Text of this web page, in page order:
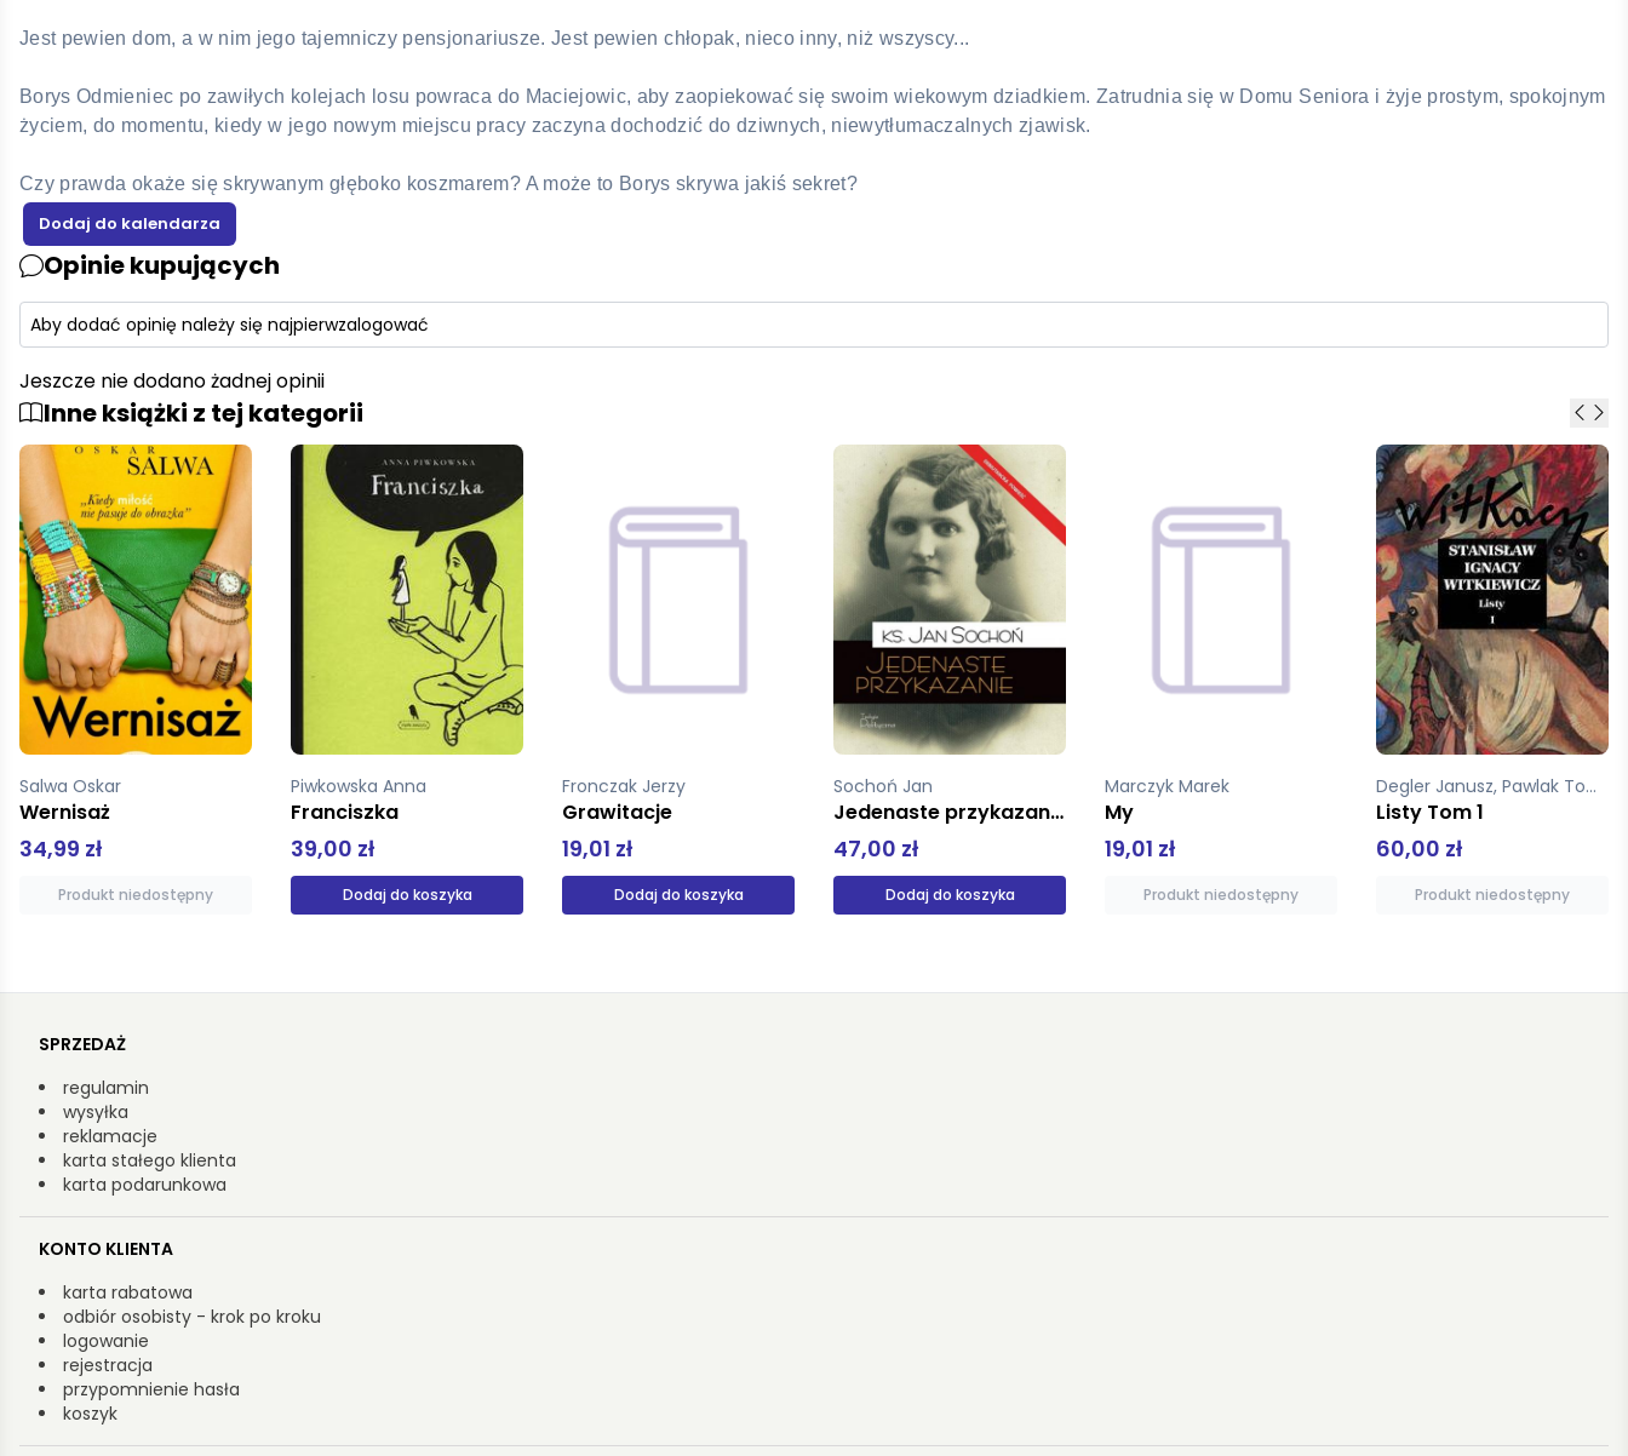
Jest pewien dom, a w nim jego tajemniczy pensjonariusze. Jest pewien chłopak, nieco inny, niż wszyscy...
Borys Odmieniec po zawiłych kolejach losu powraca do Maciejowic, aby zaopiekować się swoim wiekowym dziadkiem. Zatrudnia się w Domu Seniora i żyje prostym, spokojnym
życiem, do momentu, kiedy w jego nowym miejscu pracy zaczyna dochodzić do dziwnych, niewytłumaczalnych zjawisk.
Czy prawda okaże się skrywanym głęboko koszmarem? A może to Borys skrywa jakiś sekret?
Opinie kupujących
Aby dodać opinię należy się najpierwzalogować
Jeszcze nie dodano żadnej opinii
Inne książki z tej kategorii
Piwkowska Anna
Franciszka
39,00 zł
Dodaj do koszyka
Fronczak Jerzy
Grawitacje
19,01 zł
Dodaj do koszyka
Sochoń Jan
47,00 zł
Dodaj do koszyka
Marczyk Marek
My
19,01 zł
Produkt niedostępny
Listy Tom 1
60,00 zł
Produkt niedostępny
Rosik Dominika
Czulsza niż dotyk
44,90 zł
Produkt niedostępny
SPRZEDAŻ
regulamin
wysyłka
reklamacje
karta stałego klienta
karta podarunkowa
KONTO KLIENTA
karta rabatowa
odbiór osobisty - krok po kroku
logowanie
rejestracja
przypomnienie hasła
koszyk